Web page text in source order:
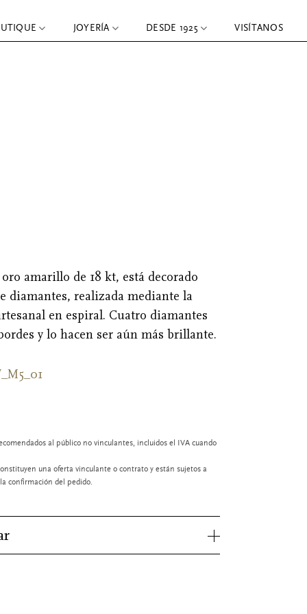
JOYERÍA DESDE 1925 VISÍTANOS
amarillo de 18 kt, está decorado
diamantes, realizada mediante la
en espiral. Cuatro diamantes
y lo hacen ser aún más brillante.
al público no vinculantes, incluidos el IVA cuando
una oferta vinculante o contrato y están sujetos a
confirmación del pedido.